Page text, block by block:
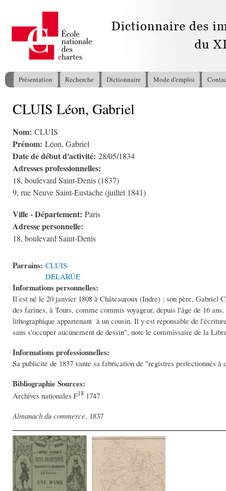
Menu principal
Présentation Recherche Dictionnaire Mode d'emploi
Vous êtes ici
CLUIS Léon, Gabriel
Nom: CLUIS
Prénom: Léon, Gabriel
Date de début d'activité: 28/05/1834
Adresses professionnelles:
18, boulevard Saint-Denis (1837)
9, rue Neuve Saint-Eustache (juillet 1841)
Ville - Département: Paris
Adresse personnelle:
18, boulevard Saint-Denis
Parrains: CLUIS
DELARÜE
Informations personnelles:
Il est né le 20 janvier 1808 à Châteauroux (Indre) ; son père,
des farines, à Tours, comme commis voyageur, depuis l'âge de 16
lithographique appartenant à un cousin. Il y est reponsable de
sans s'occuper aucunement de dessin", note le commissaire de la
Informations professionnelles:
Sa publicité de 1837 vante sa fabrication de "registres perfectionnés à
Bibliographie Sources:
Archives nationales F18 1747
Almanach du commerce, 1837